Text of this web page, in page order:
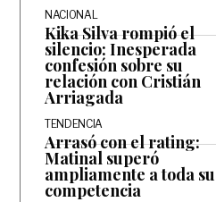
NACIONAL
Kika Silva rompió el
silencio: Inesperada
confesión sobre su
relación con Cristián
Arriagada
TENDENCIA
Arrasó con el rating:
Matinal superó
ampliamente a toda su
competencia